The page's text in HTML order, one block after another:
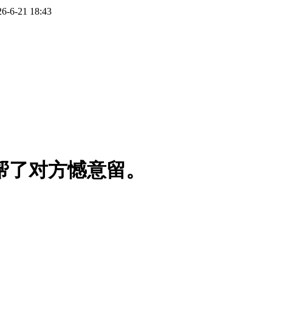
6-21 18:43
对方憾意留。